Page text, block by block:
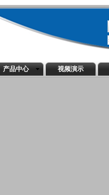
产品中心 视频演示